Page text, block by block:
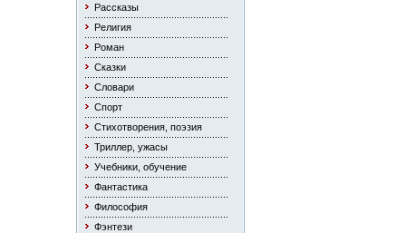
Рассказы
Религия
Роман
Сказки
Словари
Спорт
Стихотворения, поэзия
Триллер, ужасы
Учебники, обучение
Фантастика
Философия
Фэнтези